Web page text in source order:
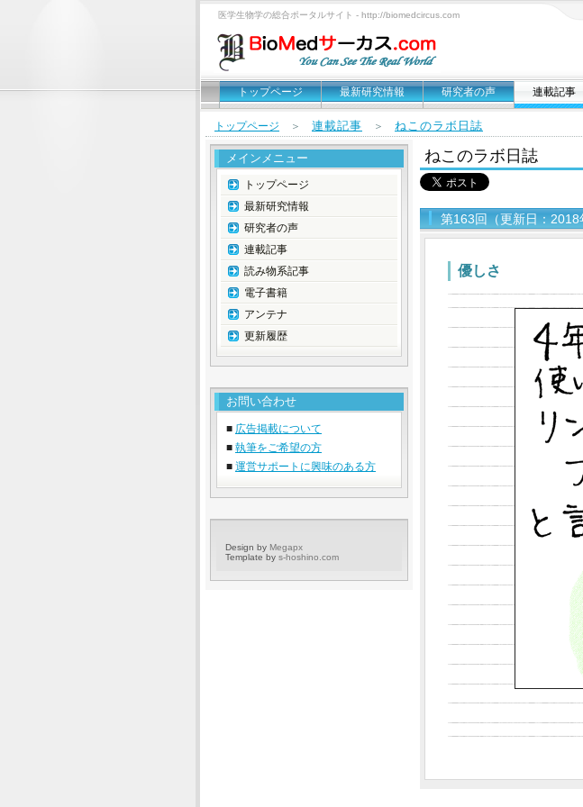
医学生物学の総合ポータルサイト - http://biomedcircus.com
トップページ 最新研究情報 研究者の声 連載記事
トップページ ＞ 連載記事 ＞ ねこのラボ日誌
ねこのラボ日誌
第163回（更新日：2018
優しさ
メインメニュー
トップページ
最新研究情報
研究者の声
連載記事
読み物系記事
電子書籍
アンテナ
更新履歴
お問い合わせ
■ 広告掲載について
■ 執筆をご希望の方
■ 運営サポートに興味のある方
Design by Megapx
Template by s-hoshino.com